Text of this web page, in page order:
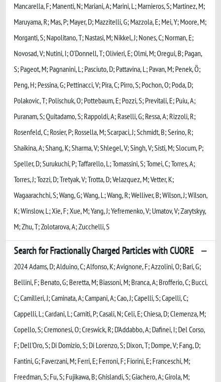
Mancarella, F; Manenti, N; Mariani, A; Marini, L; Marnieros, S; Martinez, M;
Maruyama, R; Mas, P; Mayer, D; Mazzitelli, G; Mazzola, E; Mei, Y; Moore, M;
Morganti, S; Napolitano, T; Nastasi, M; Nikkel, J; Nones, C; Norman, E;
Novosad, V; Nutini, I; O'Donnell, T; Olivieri, E; Olmi, M; Oregui, B; Pagan,
S; Pageot, M; Pagnanini, L; Pasciuto, D; Pattavina, L; Pavan, M; Penek, Ö;
Peng, H; Pessina, G; Pettinacci, V; Pira, C; Pirro, S; Pochon, O; Poda, D;
Polakovic, T; Polischuk, O; Pottebaum, E; Pozzi, S; Previtali, E; Puiu, A;
Puranam, S; Quitadamo, S; Rappoldi, A; Raselli, G; Ressa, A; Rizzoli, R;
Rosenfeld, C; Rosier, P; Rossella, M; Scarpaci, J; Schmidt, B; Serino, R;
Shaikina, A; Shang, K; Sharma, V; Shlegel, V; Singh, V; Sisti, M; Slocum, P;
Speller, D; Surukuchi, P; Taffarello, L; Tomassini, S; Tomei, C; Torres, A;
Torres, J; Tozzi, D; Tretyak, V; Trotta, D; Velazquez, M; Vetter, K;
Wagaarachchi, S; Wang, G; Wang, L; Wang, R; Welliver, B; Wilson, J; Wilson,
K; Winslow, L; Xie, F; Xue, M; Yang, J; Yefremenko, V; Umatov, V; Zarytskyy,
M; Zhu, T; Zolotarova, A; Zucchelli, S
Search for Fractionally Charged Particles with CUORE
2024 Adams, D; Alduino, C; Alfonso, K; Avignone, F; Azzolini, O; Bari, G;
Bellini, F; Benato, G; Beretta, M; Biassoni, M; Branca, A; Brofferio, C; Bucci,
C; Camilleri, J; Caminata, A; Campani, A; Cao, J; Capelli, S; Capelli, C;
Cappelli, L; Cardani, L; Carniti, P; Casali, N; Celi, E; Chiesa, D; Clemenza, M;
Copello, S; Cremonesi, O; Creswick, R; D'Addabbo, A; Dafinei, I; Del Corso,
F; Dell'Oro, S; Di Domizio, S; Di Lorenzo, S; Dixon, T; Dompe, V; Fang, D;
Fantini, G; Faverzani, M; Ferri, E; Ferroni, F; Fiorini, E; Franceschi, M;
Freedman, S; Fu, S; Fujikawa, B; Ghislandi, S; Giachero, A; Girola, M;